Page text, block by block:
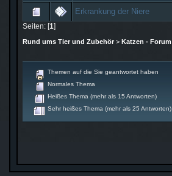
Erkrankung der Niere
Seiten: [1]
Rund ums Tier und Zubehör> Katzen - Forum
Themen auf die Sie geantwortet haben
Normales Thema
Heißes Thema (mehr als 15 Antworten)
Sehr heißes Thema (mehr als 25 Antworten)